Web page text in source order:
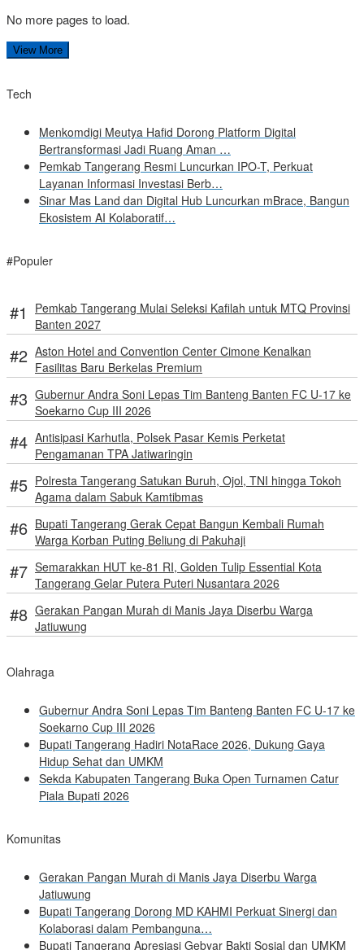
No more pages to load.
View More
Tech
Menkomdigi Meutya Hafid Dorong Platform Digital
Bertransformasi Jadi Ruang Aman …
Pemkab Tangerang Resmi Luncurkan IPO-T, Perkuat
Layanan Informasi Investasi Berb…
Sinar Mas Land dan Digital Hub Luncurkan mBrace, Bangun
Ekosistem AI Kolaboratif…
#Populer
Pemkab Tangerang Mulai Seleksi Kafilah untuk MTQ Provinsi
Banten 2027
Aston Hotel and Convention Center Cimone Kenalkan
Fasilitas Baru Berkelas Premium
Gubernur Andra Soni Lepas Tim Banteng Banten FC U-17 ke
Soekarno Cup III 2026
Antisipasi Karhutla, Polsek Pasar Kemis Perketat
Pengamanan TPA Jatiwaringin
Polresta Tangerang Satukan Buruh, Ojol, TNI hingga Tokoh
Agama dalam Sabuk Kamtibmas
Bupati Tangerang Gerak Cepat Bangun Kembali Rumah
Warga Korban Puting Beliung di Pakuhaji
Semarakkan HUT ke-81 RI, Golden Tulip Essential Kota
Tangerang Gelar Putera Puteri Nusantara 2026
Gerakan Pangan Murah di Manis Jaya Diserbu Warga
Jatiuwung
Olahraga
Gubernur Andra Soni Lepas Tim Banteng Banten FC U-17 ke
Soekarno Cup III 2026
Bupati Tangerang Hadiri NotaRace 2026, Dukung Gaya
Hidup Sehat dan UMKM
Sekda Kabupaten Tangerang Buka Open Turnamen Catur
Piala Bupati 2026
Komunitas
Gerakan Pangan Murah di Manis Jaya Diserbu Warga
Jatiuwung
Bupati Tangerang Dorong MD KAHMI Perkuat Sinergi dan
Kolaborasi dalam Pembanguna…
Bupati Tangerang Apresiasi Gebyar Bakti Sosial dan UMKM